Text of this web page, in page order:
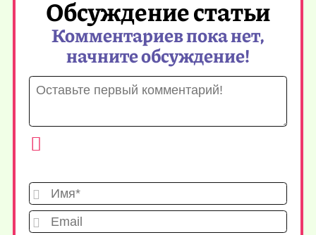
Обсуждение статьи
Комментариев пока нет,
начните обсуждение!
Имя*